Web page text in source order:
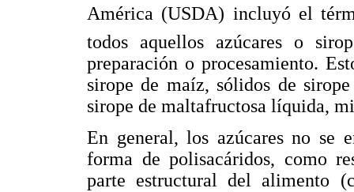
América (USDA) incluyó el
todos aquellos azúcares o
preparación o procesamiento.
sirope de maíz, sólidos de
sirope de maltafructosa líquida,
En general, los azúcares no se
forma de polisacáridos, como
parte estructural del alimento